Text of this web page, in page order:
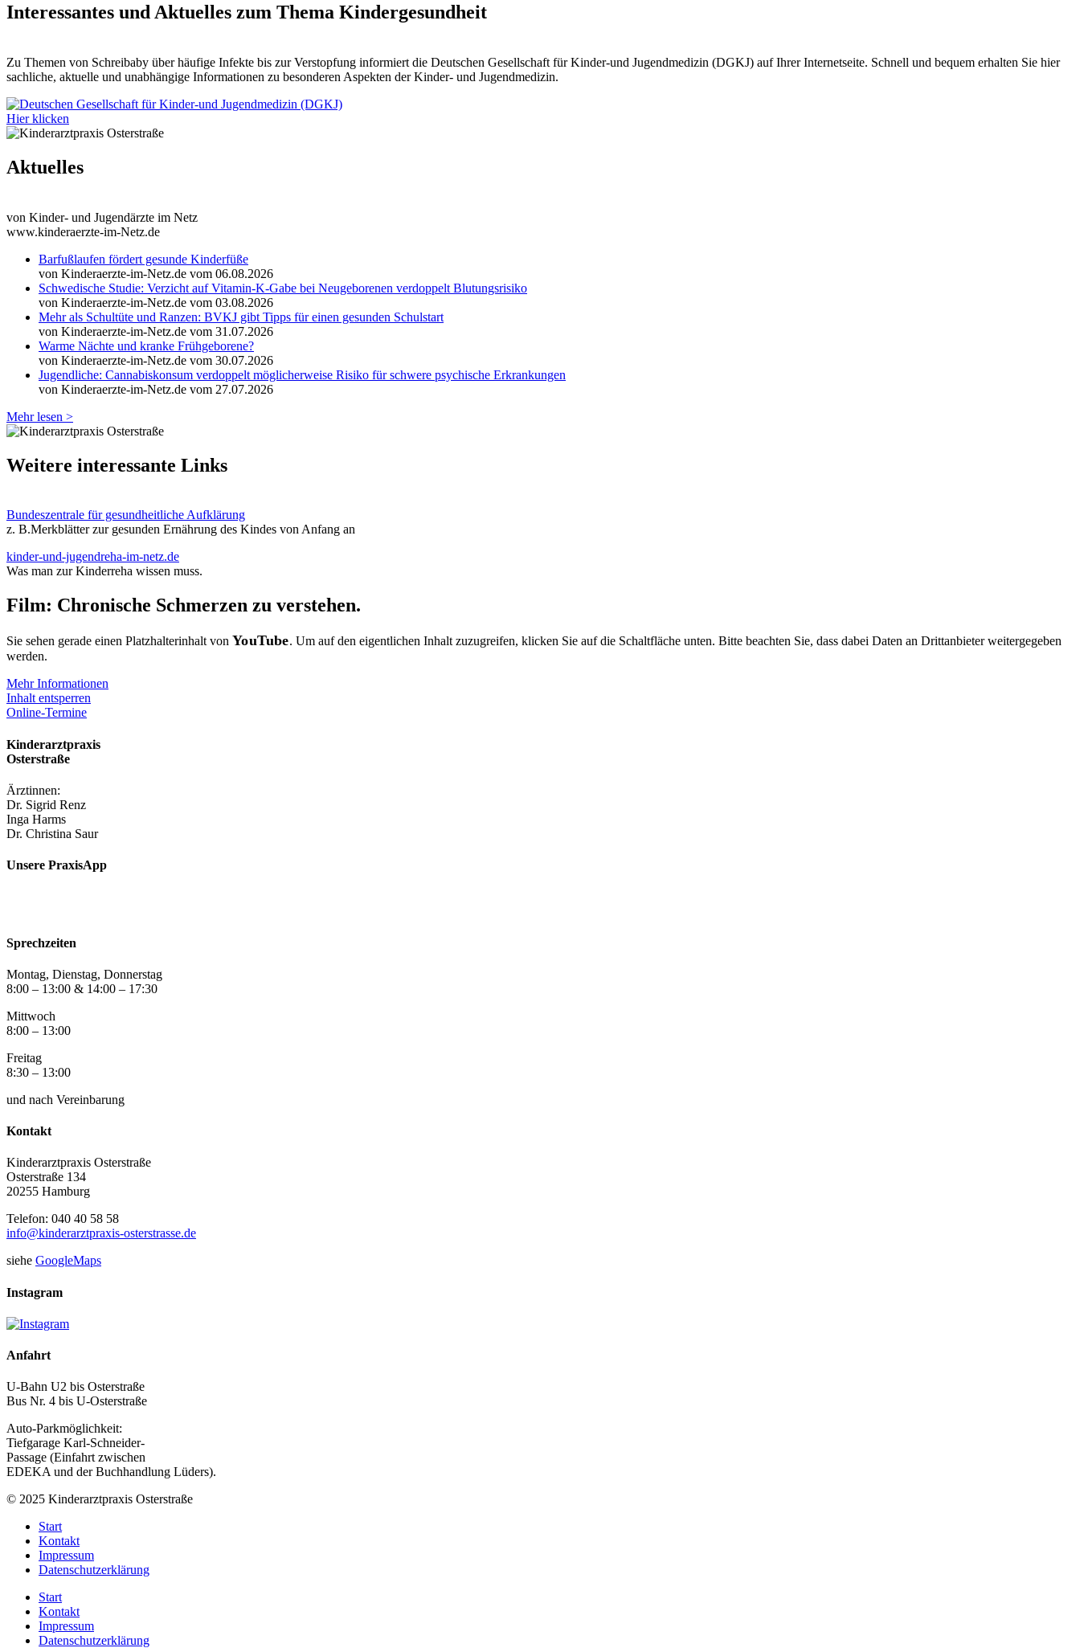
Interessantes und Aktuelles zum Thema Kindergesundheit
Zu Themen von Schreibaby über häufige Infekte bis zur Verstopfung informiert die Deutschen Gesellschaft für Kinder-und Jugendmedizin (DGKJ) auf Ihrer Internetseite. Schnell und bequem erhalten Sie hier
sachliche, aktuelle und unabhängige Informationen zu besonderen Aspekten der Kinder- und Jugendmedizin.
Hier klicken
Aktuelles
von Kinder- und Jugendärzte im Netz
www.kinderaerzte-im-Netz.de
Barfußlaufen fördert gesunde Kinderfüße
von Kinderaerzte-im-Netz.de vom 06.08.2026
Schwedische Studie: Verzicht auf Vitamin-K-Gabe bei Neugeborenen verdoppelt Blutungsrisiko
von Kinderaerzte-im-Netz.de vom 03.08.2026
Mehr als Schultüte und Ranzen: BVKJ gibt Tipps für einen gesunden Schulstart
von Kinderaerzte-im-Netz.de vom 31.07.2026
Warme Nächte und kranke Frühgeborene?
von Kinderaerzte-im-Netz.de vom 30.07.2026
Jugendliche: Cannabiskonsum verdoppelt möglicherweise Risiko für schwere psychische Erkrankungen
von Kinderaerzte-im-Netz.de vom 27.07.2026
Mehr lesen >
Weitere interessante Links
Bundeszentrale für gesundheitliche Aufklärung
z. B.Merkblätter zur gesunden Ernährung des Kindes von Anfang an
kinder-und-jugendreha-im-netz.de
Was man zur Kinderreha wissen muss.
Film: Chronische Schmerzen zu verstehen.
Sie sehen gerade einen Platzhalterinhalt von YouTube. Um auf den eigentlichen Inhalt zuzugreifen, klicken Sie auf die Schaltfläche unten. Bitte beachten Sie, dass dabei Daten an Drittanbieter weitergegeben
werden.
Mehr Informationen
Inhalt entsperren
Online-Termine
Kinderarztpraxis
Osterstraße
Ärztinnen:
Dr. Sigrid Renz
Inga Harms
Dr. Christina Saur
Unsere PraxisApp
Sprechzeiten
Montag, Dienstag, Donnerstag
8:00 – 13:00 & 14:00 – 17:30
Mittwoch
8:00 – 13:00
Freitag
8:30 – 13:00
und nach Vereinbarung
Kontakt
Kinderarztpraxis Osterstraße
Osterstraße 134
20255 Hamburg
Telefon: 040 40 58 58
info@kinderarztpraxis-osterstrasse.de
siehe GoogleMaps
Instagram
Anfahrt
U-Bahn U2 bis Osterstraße
Bus Nr. 4 bis U-Osterstraße
Auto-Parkmöglichkeit:
Tiefgarage Karl-Schneider-
Passage (Einfahrt zwischen
EDEKA und der Buchhandlung Lüders).
© 2025 Kinderarztpraxis Osterstraße
Start
Kontakt
Impressum
Datenschutzerklärung
Start
Kontakt
Impressum
Datenschutzerklärung